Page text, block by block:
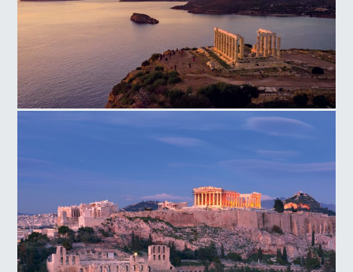
Ναός Ποσειδώνα, Ακρωτήρι